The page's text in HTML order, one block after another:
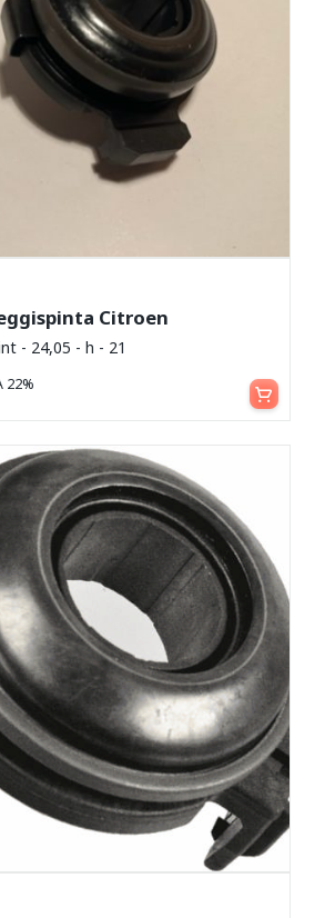
Citroen
- 24,05 - h - 21
22% Aggiungi al carrello